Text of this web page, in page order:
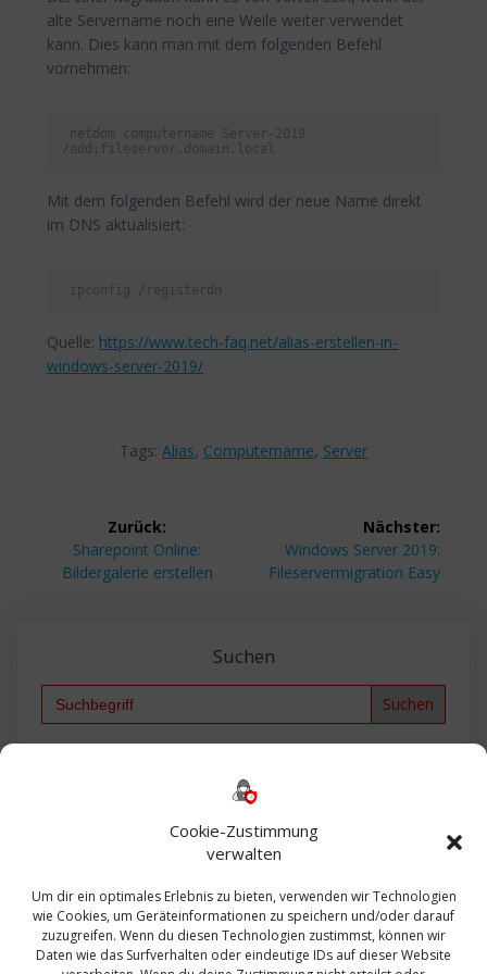
Cookie-Zustimmung
verwalten
Um dir ein optimales Erlebnis zu bieten, verwenden wir Technologien
wie Cookies, um Geräteinformationen zu speichern und/oder darauf
zuzugreifen. Wenn du diesen Technologien zustimmst, können wir
Daten wie das Surfverhalten oder eindeutige IDs auf dieser Website
alte Servername noch eine Weile weiter verwendet
kann. Dies kann man mit dem folgenden Befehl
vornehmen:
/add:fileserver.domain.local
Mit dem folgenden Befehl wird der neue Name direkt
im DNS aktualisiert:
ipconfig /registerdn
Quelle: https://www.tech-faq.net/alias-erstellen-in-
windows-server-2019/
Tags: Alias, Computername, Server
Beitragsnavigation
Zurück:
Vorheriger
Beitrag:
Sharepoint Online:
Bildergalerie erstellen
Nächster:
Nächster
Beitrag:
Windows Server 2019:
Fileservermigration Easy
Suchen
Search
Bautagebuch
Exchange firewall Fritzbox
Microsoft
Sanierung SBS Security Server Sicherheit
Sicherung SIEM Sophos SSL Ubuntu
Update Upgrade UTM VCenter VCSA Veeam